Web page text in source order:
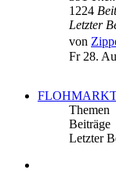
1224
Letzter
von
Fr 28.
Themen
Beiträge
Letzter